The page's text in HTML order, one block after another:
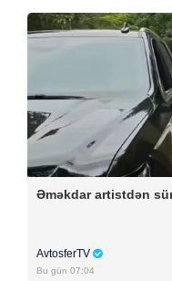
Əməkdar artistdən
AvtosferTV
Bu gün 07:04